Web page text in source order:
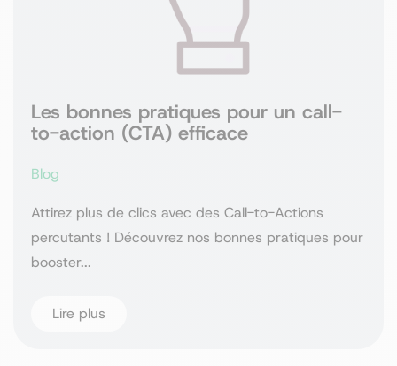
Les bonnes pratiques pour un call-
to-action (CTA) efficace
Blog
Attirez plus de clics avec des Call-to-Actions
percutants ! Découvrez nos bonnes pratiques pour
booster...
Lire plus